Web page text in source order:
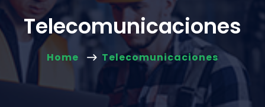
Telecomunicaciones
Home Telecomunicaciones